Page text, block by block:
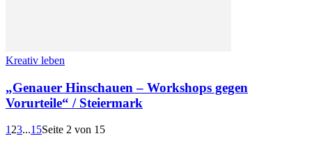
Kreativ leben
„Genauer Hinschauen – Workshops gegen
Vorurteile“ / Steiermark
123...15Seite 2 von 15